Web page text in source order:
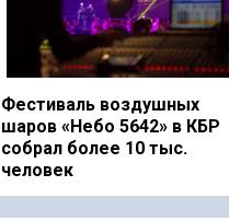
Фестиваль воздушных
шаров «Небо 5642» в КБР
собрал более 10 тыс.
человек